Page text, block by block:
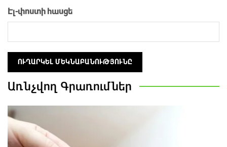
Էլ-փոստի հասցե
Առնչվող Գրառումներ